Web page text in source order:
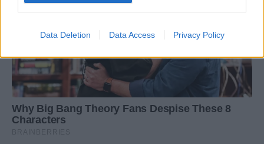
Data Deletion Data Access Privacy Policy